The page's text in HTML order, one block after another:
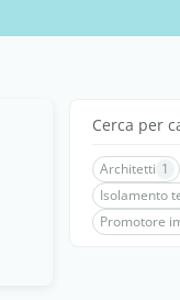
Cerca per
Architetti 1
Isolamento
Promotore